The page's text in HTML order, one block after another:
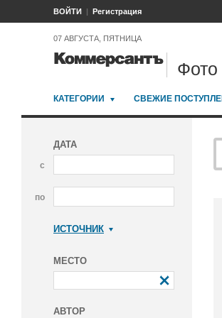
ВОЙТИ Регистрация
07 АВГУСТА, ПЯТНИЦА
Фото
КАТЕГОРИИ СВЕЖИЕ
ДАТА
с
по
ИСТОЧНИК
МЕСТО
АВТОР